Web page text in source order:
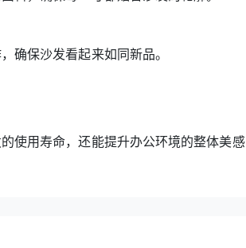
保沙发看起来如同新品。
用寿命，还能提升办公环境的整体美感